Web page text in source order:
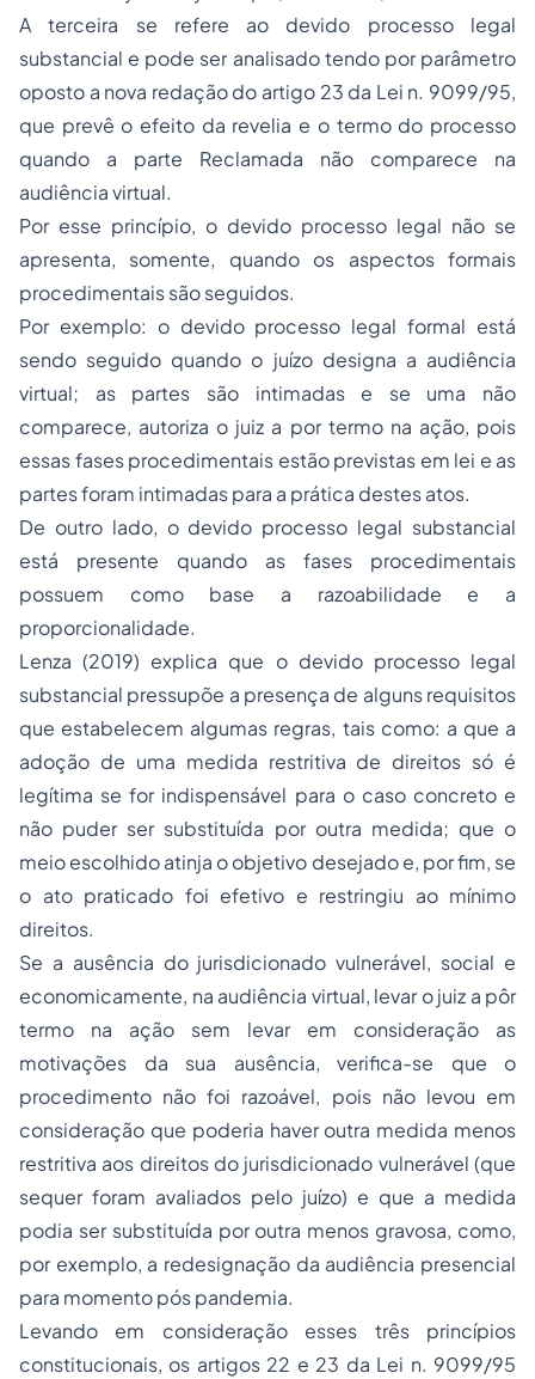
A terceira se refere ao devido processo legal
substancial e pode ser analisado tendo por parâmetro
oposto a nova redação do artigo 23 da Lei n. 9099/95,
que prevê o efeito da revelia e o termo do processo
quando a parte Reclamada não comparece na
audiência virtual.
Por esse princípio, o devido processo legal não se
apresenta, somente, quando os aspectos formais
procedimentais são seguidos.
Por exemplo: o devido processo legal formal está
sendo seguido quando o juízo designa a audiência
virtual; as partes são intimadas e se uma não
comparece, autoriza o juiz a por termo na ação, pois
essas fases procedimentais estão previstas em lei e as
partes foram intimadas para a prática destes atos.
De outro lado, o devido processo legal substancial
está presente quando as fases procedimentais
possuem como base a razoabilidade e a
proporcionalidade.
Lenza (2019) explica que o devido processo legal
substancial pressupõe a presença de alguns requisitos
que estabelecem algumas regras, tais como: a que a
adoção de uma medida restritiva de direitos só é
legítima se for indispensável para o caso concreto e
não puder ser substituída por outra medida; que o
meio escolhido atinja o objetivo desejado e, por fim, se
o ato praticado foi efetivo e restringiu ao mínimo
direitos.
Se a ausência do jurisdicionado vulnerável, social e
economicamente, na audiência virtual, levar o juiz a pôr
termo na ação sem levar em consideração as
motivações da sua ausência, verifica-se que o
procedimento não foi razoável, pois não levou em
consideração que poderia haver outra medida menos
restritiva aos direitos do jurisdicionado vulnerável (que
sequer foram avaliados pelo juízo) e que a medida
podia ser substituída por outra menos gravosa, como,
por exemplo, a redesignação da audiência presencial
para momento pós pandemia.
Levando em consideração esses três princípios
constitucionais, os artigos 22 e 23 da Lei n. 9099/95